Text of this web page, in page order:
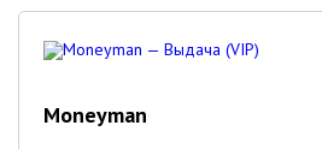
Moneyman